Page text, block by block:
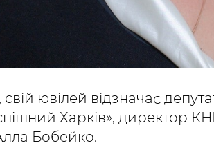
ювілей відзначає
Харків», директор
Бобейко.